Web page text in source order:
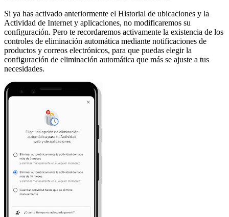
Si ya has activado anteriormente el Historial de ubicaciones y la
Actividad de Internet y aplicaciones, no modificaremos su
configuración. Pero te recordaremos activamente la existencia de los
controles de eliminación automática mediante notificaciones de
productos y correos electrónicos, para que puedas elegir la
configuración de eliminación automática que más se ajuste a tus
necesidades.